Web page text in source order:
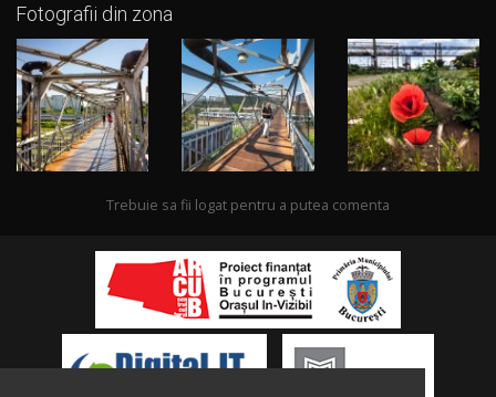
Fotografii din zona
Trebuie sa fii logat pentru a putea comenta